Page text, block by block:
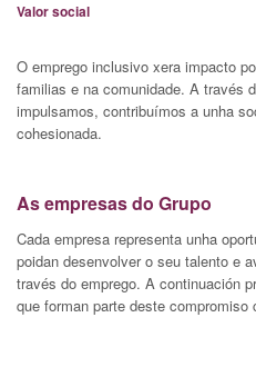
Valor social
O emprego inclusivo xera impacto
familias e na comunidade. A través
impulsamos, contribuímos a unha
cohesionada.
As empresas do Grupo
Cada empresa representa unha
poidan desenvolver o seu talento e
través do emprego. A continuación
que forman parte deste compromiso